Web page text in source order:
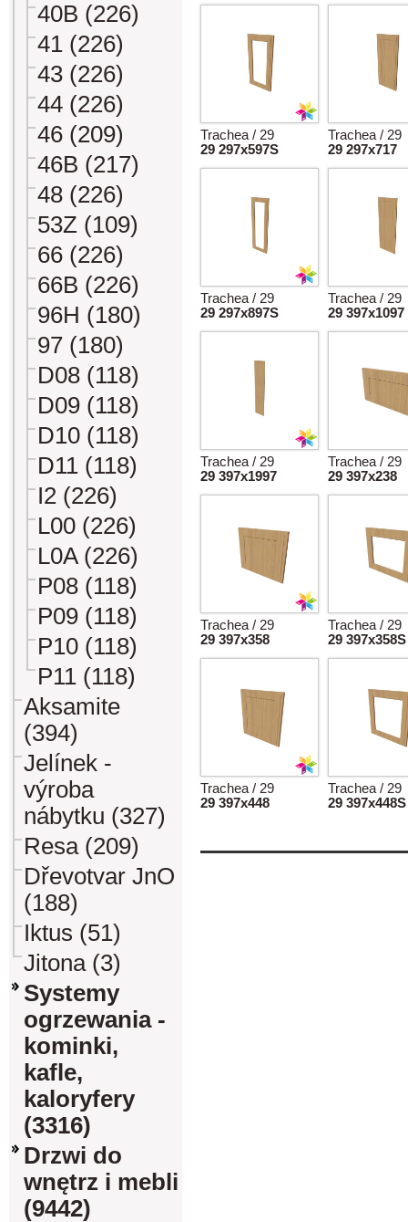
40B (226)
41 (226)
43 (226)
44 (226)
46 (209)
46B (217)
48 (226)
53Z (109)
66 (226)
66B (226)
96H (180)
97 (180)
D08 (118)
D09 (118)
D10 (118)
D11 (118)
I2 (226)
L00 (226)
L0A (226)
P08 (118)
P09 (118)
P10 (118)
P11 (118)
Aksamite
(394)
Jelínek -
výroba
nábytku (327)
Resa (209)
Dřevotvar JnO
(188)
Iktus (51)
Jitona (3)
Systemy
ogrzewania -
kominki,
kafle,
kaloryfery
(3316)
Drzwi do
wnętrz i mebli
(9442)
Trachea / 29
29 297x597S
Trachea / 29
29 297x717
Trachea / 29
29 297x897S
Trachea / 29
29 397x1097
Trachea / 29
29 397x1997
Trachea / 29
29 397x238
Trachea / 29
29 397x358
Trachea / 29
29 397x358S
Trachea / 29
29 397x448
Trachea / 29
29 397x448S